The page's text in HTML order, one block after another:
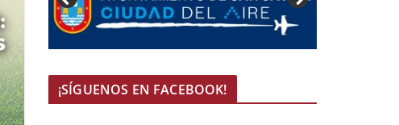
¡SÍGUENOS EN FACEBOOK!